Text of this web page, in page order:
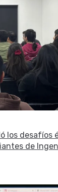
los desafíos
de